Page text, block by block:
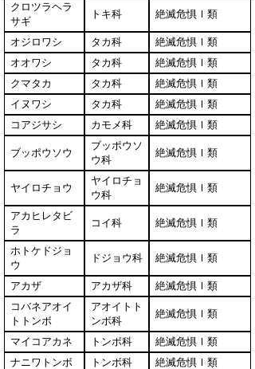
クロツラヘラ
サギ
トキ科 絶滅危惧Ｉ類
オジロワシ タカ科
絶滅危惧Ｉ類
オオワシ
タカ科
絶滅危惧Ｉ類
クマタカ
タカ科
絶滅危惧Ｉ類
イヌワシ
タカ科
絶滅危惧Ｉ類
コアジサシ
カモメ科 絶滅危惧Ｉ類
ブッポウソウ
ブッポウソ
ウ科
絶滅危惧Ｉ類
ヤイロチョウ
ヤイロチョ
ウ科
絶滅危惧Ｉ類
アカヒレタビ
ラ
コイ科 絶滅危惧Ｉ類
ホトケドジョ
ウ
ドジョウ科 絶滅危惧Ｉ類
アカザ アカザ科
絶滅危惧Ｉ類
コバネアオイ
トトンボ
アオイトト
ンボ科
絶滅危惧Ｉ類
マイコアカネ トンボ科
絶滅危惧Ｉ類
ナニワトンボ
トンボ科
絶滅危惧Ｉ類